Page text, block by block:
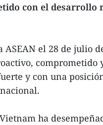
con el desarrollo
el 28 de julio
comprometido
y con una
ha